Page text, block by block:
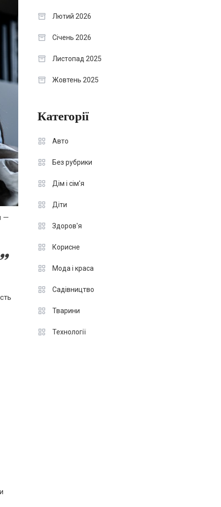
—
Лютий 2026
Січень 2026
Листопад 2025
Жовтень 2025
Категорії
Авто
Без рубрики
Дім і сім'я
Діти
Здоров'я
Корисне
Мода і краса
Садівництво
Тварини
Технології